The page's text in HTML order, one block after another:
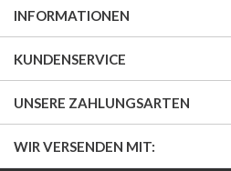
INFORMATIONEN
KUNDENSERVICE
UNSERE ZAHLUNGSARTEN
WIR VERSENDEN MIT: